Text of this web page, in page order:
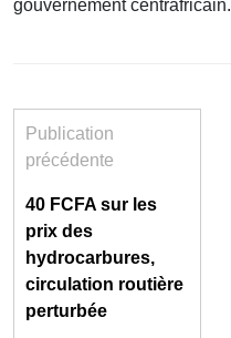
gouvernement centrafricain.
Publication
précédente
40 FCFA sur les
prix des
hydrocarbures,
circulation routière
perturbée